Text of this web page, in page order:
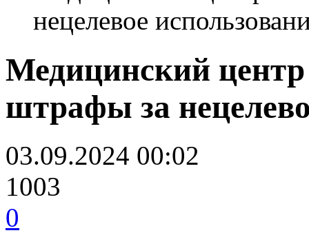
нецелевое
Медицинский
штрафы за
03.09.2024 00:02
1003
0